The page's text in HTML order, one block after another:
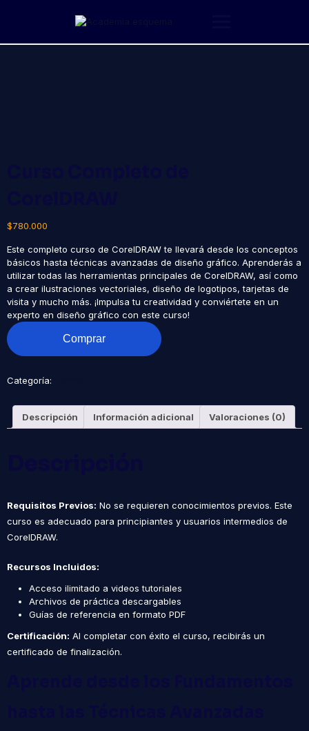
$780.000
Este completo curso de CorelDRAW te llevará desde los conceptos
básicos hasta técnicas avanzadas de diseño gráfico. Aprenderás a
utilizar todas las herramientas principales de CorelDRAW, así como
a crear ilustraciones vectoriales, diseño de logotipos, tarjetas de
visita y mucho más. ¡Impulsa tu creatividad y conviértete en un
experto en diseño gráfico con este curso!
Curso
Completo
de
cantidad
Comprar
Categoría:
Descripción Información adicional Valoraciones (0)
Requisitos Previos: No se requieren conocimientos previos. Este
curso es adecuado para principiantes y usuarios intermedios de
CorelDRAW.
Recursos Incluidos:
Acceso ilimitado a videos tutoriales
Archivos de práctica descargables
Guías de referencia en formato PDF
Certificación: Al completar con éxito el curso, recibirás un
certificado de finalización.